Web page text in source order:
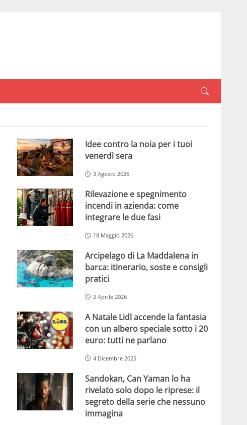
Idee contro la noia per i tuoi
venerdì sera
3 Agosto 2026
Rilevazione e spegnimento
incendi in azienda: come
integrare le due fasi
18 Maggio 2026
Arcipelago di La Maddalena in
barca: itinerario, soste e consigli
pratici
2 Aprile 2026
A Natale Lidl accende la fantasia
con un albero speciale sotto i 20
euro: tutti ne parlano
4 Dicembre 2025
Sandokan, Can Yaman lo ha
rivelato solo dopo le riprese: il
segreto della serie che nessuno
immagina